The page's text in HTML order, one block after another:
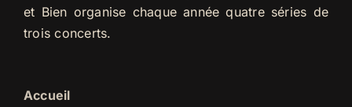
et Bien organise chaque année quatre séries de
trois concerts.
Accueil